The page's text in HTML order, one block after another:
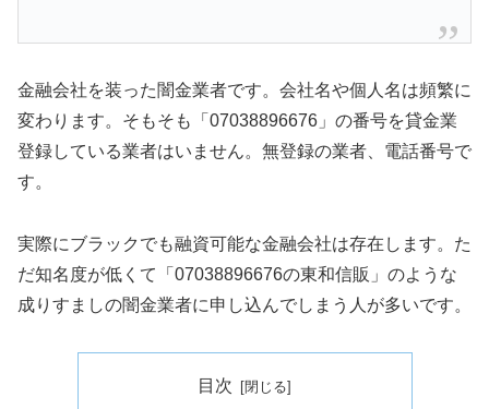
金融会社を装った闇金業者です。会社名や個人名は頻繁に
変わります。そもそも「07038896676」の番号を貸金業
登録している業者はいません。無登録の業者、電話番号で
す。
実際にブラックでも融資可能な金融会社は存在します。た
だ知名度が低くて「07038896676の東和信販」のような
成りすましの闇金業者に申し込んでしまう人が多いです。
目次